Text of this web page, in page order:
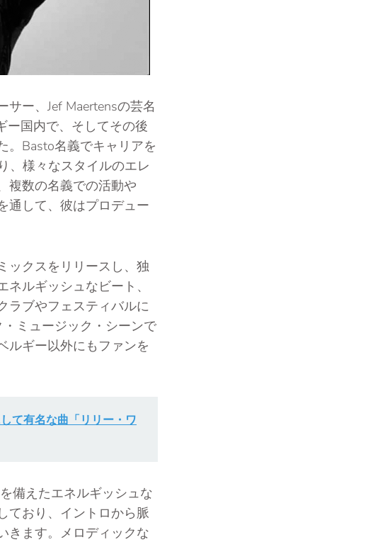
ー、Jef Maertensの芸名
国内で、そしてその後
。Basto名義でキャリアを
、様々なスタイルのエレ
複数の名義での活動や
通して、彼はプロデュー
ックスをリリースし、独
ルギッシュなビート、
ラブやフェスティバルに
ミュージック・シーンで
ルギー以外にもファンを
て有名な曲「リリー・ワ
備えたエネルギッシュな
ており、イントロから脈
きます。メロディックな